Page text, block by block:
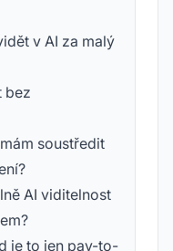
v AI za malý
bez
soustředit
AI viditelnost
je to jen pay-to-